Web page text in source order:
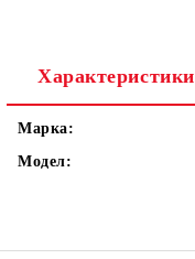
Характеристики
Марка:
Модел: